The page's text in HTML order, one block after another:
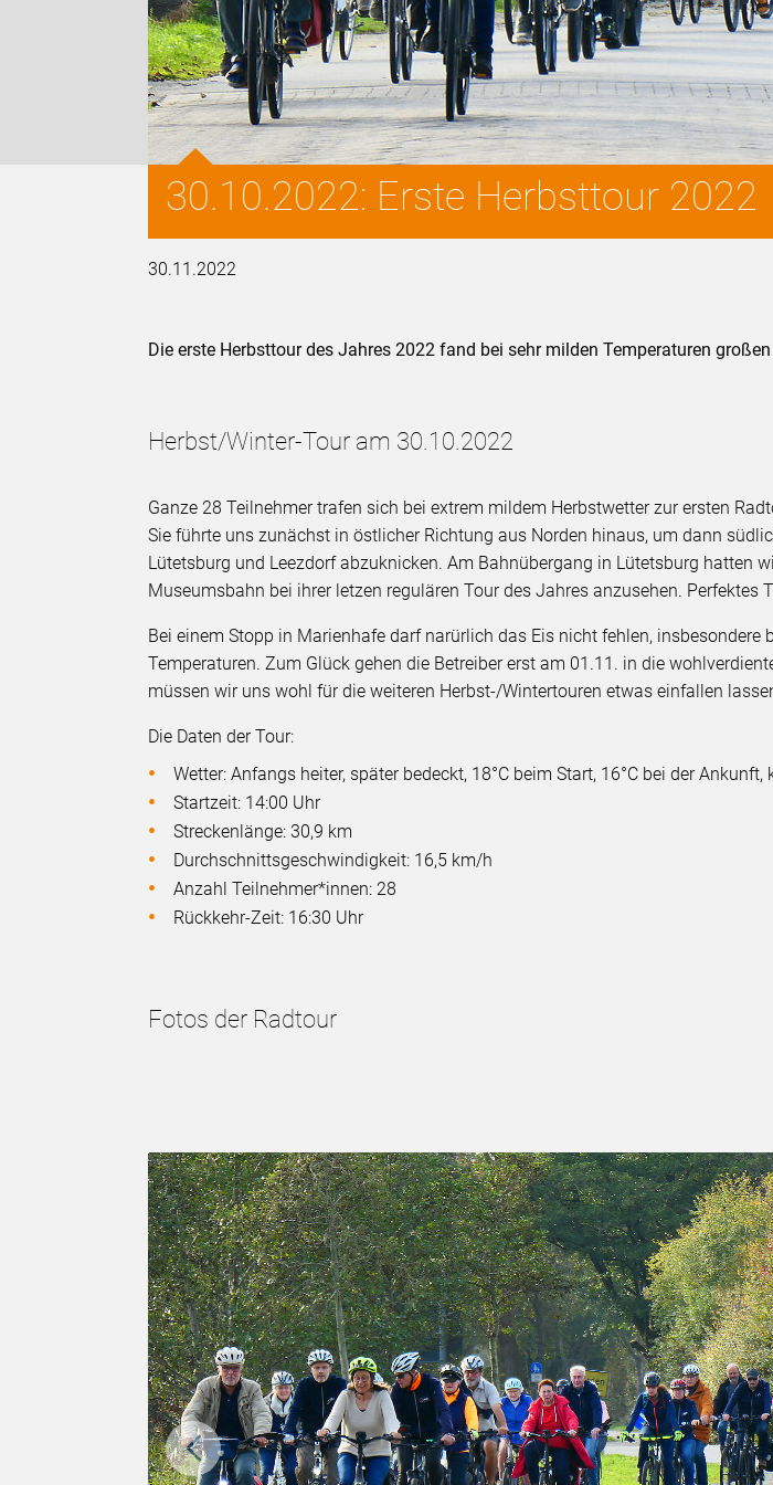
30.10.2022: Erste Herbsttour 2022
30.11.2022
Die erste Herbsttour des Jahres 2022 fand bei sehr milden Temperaturen
Herbst/Winter-Tour am 30.10.2022
Ganze 28 Teilnehmer trafen sich bei extrem mildem Herbstwetter zur ersten
Sie führte uns zunächst in östlicher Richtung aus Norden hinaus, um dann
Lütetsburg und Leezdorf abzuknicken. Am Bahnübergang in Lütetsburg hatten
Museumsbahn bei ihrer letzen regulären Tour des Jahres anzusehen. Perfektes
Bei einem Stopp in Marienhafe darf narürlich das Eis nicht fehlen, insbesondere
Temperaturen. Zum Glück gehen die Betreiber erst am 01.11. in die
müssen wir uns wohl für die weiteren Herbst-/Wintertouren etwas einfallen
Die Daten der Tour:
Wetter: Anfangs heiter, später bedeckt, 18°C beim Start, 16°C bei der Ankunft,
Startzeit: 14:00 Uhr
Streckenlänge: 30,9 km
Durchschnittsgeschwindigkeit: 16,5 km/h
Anzahl Teilnehmer*innen: 28
Rückkehr-Zeit: 16:30 Uhr
Fotos der Radtour